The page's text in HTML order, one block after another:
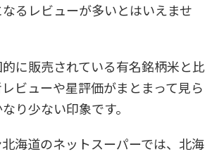
るレビューが多いとはいえませ
に販売されている有名銘柄米と比
ビューや星評価がまとまって見ら
り少ない印象です。
海道のネットスーパーでは、北海